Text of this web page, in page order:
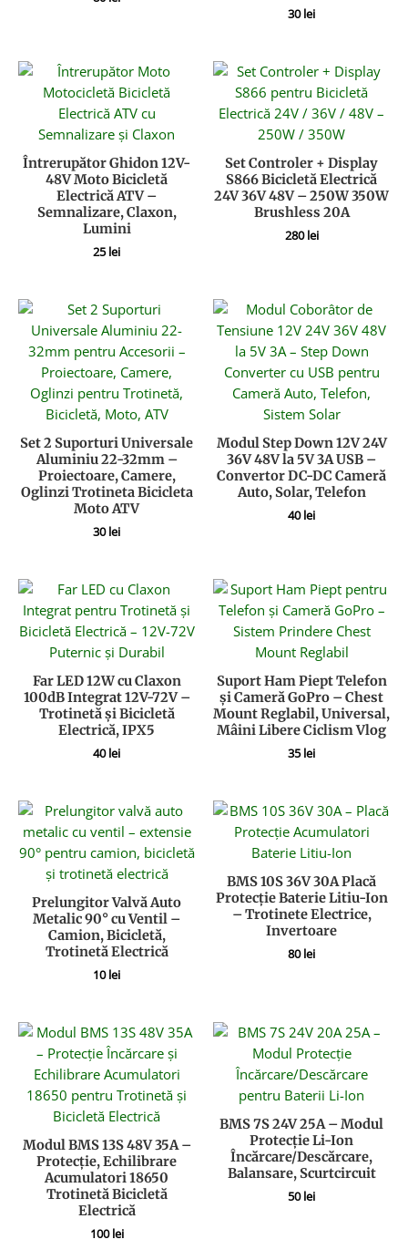
30lei
Întrerupător Ghidon 12V-
48V Moto Bicicletă
Electrică ATV –
Semnalizare, Claxon,
Lumini
25lei
Set Controler + Display
S866 Bicicletă Electrică
24V 36V 48V – 250W 350W
Brushless 20A
280lei
Set 2 Suporturi Universale
Aluminiu 22-32mm –
Proiectoare, Camere,
Oglinzi Trotineta Bicicleta
Moto ATV
30lei
Modul Step Down 12V 24V
36V 48V la 5V 3A USB –
Convertor DC-DC Cameră
Auto, Solar, Telefon
40lei
Far LED 12W cu Claxon
100dB Integrat 12V-72V –
Trotinetă și Bicicletă
Electrică, IPX5
40lei
Suport Ham Piept Telefon
și Cameră GoPro – Chest
Mount Reglabil, Universal,
Mâini Libere Ciclism Vlog
35lei
Prelungitor Valvă Auto
Metalic 90° cu Ventil –
Camion, Bicicletă,
Trotinetă Electrică
10lei
BMS 10S 36V 30A Placă
Protecție Baterie Litiu-Ion
– Trotinete Electrice,
Invertoare
80lei
Modul BMS 13S 48V 35A –
Protecție, Echilibrare
Acumulatori 18650
Trotinetă Bicicletă
Electrică
100lei
BMS 7S 24V 25A – Modul
Protecție Li-Ion
Încărcare/Descărcare,
Balansare, Scurtcircuit
50lei